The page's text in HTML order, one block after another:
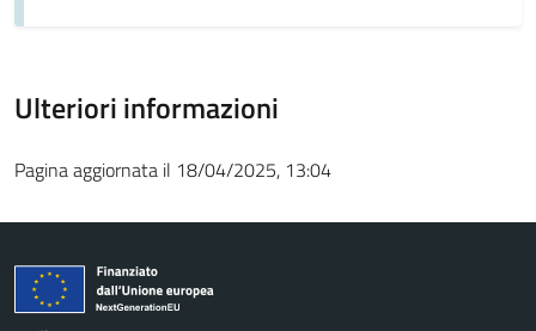
Ulteriori informazioni
Pagina aggiornata il 18/04/2025, 13:04